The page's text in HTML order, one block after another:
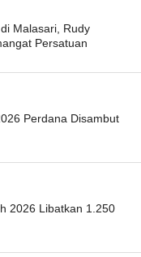
Malasari, Rudy
Persatuan
Perdana Disambut
2026 Libatkan 1.250